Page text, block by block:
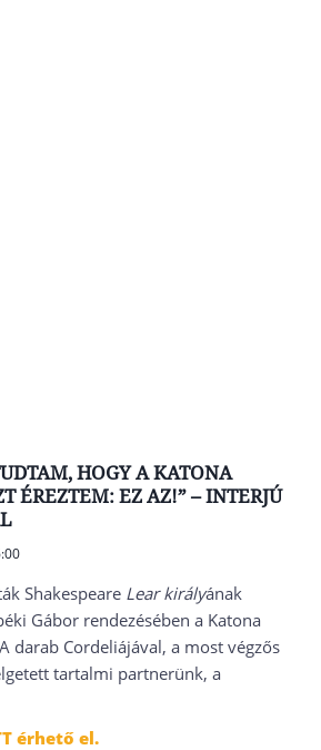
HOGY A KATONA
ÉREZTEM: EZ AZ!” – INTERJÚ
Shakespeare Lear királyának
Gábor rendezésében a Katona
darab Cordeliájával, a most végzős
tartalmi partnerünk, a
érhető el.